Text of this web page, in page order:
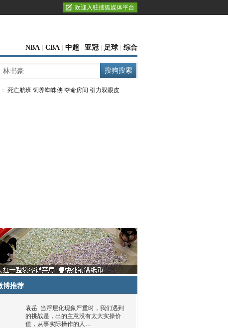
欢迎入驻搜狐媒体平台
NBA CBA 中超 亚冠 足球 综合
死亡航班 饲养蜘蛛侠 夺命房间 引力双眼皮
博推荐
袁岳 当浮层化现象严重时，我们遇到
的挑战是，出的主意没有太大实操价
值，从事实际操作的人…